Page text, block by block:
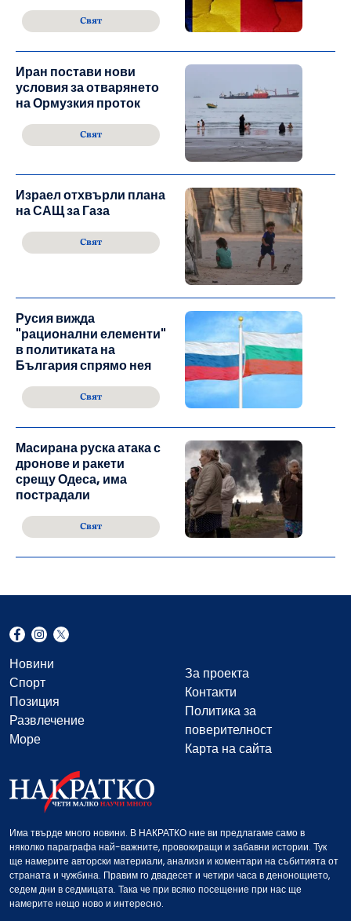
Свят
Иран постави нови
условия за отварянето
на Ормузкия проток
Свят
Израел отхвърли плана
на САЩ за Газа
Свят
Русия вижда
"рационални елементи"
в политиката на
България спрямо нея
Свят
Масирана руска атака с
дронове и ракети
срещу Одеса, има
пострадали
Свят
Новини
Спорт
Позиция
Развлечение
Море
За проекта
Контакти
Политика за
поверителност
Карта на сайта
Има твърде много новини. В НАКРАТКО ние ви предлагаме само в
няколко параграфа най-важните, провокиращи и забавни истории. Тук
ще намерите авторски материали, анализи и коментари на събитията от
страната и чужбина. Правим го двадесет и четири часа в денонощието,
седем дни в седмицата. Така че при всяко посещение при нас ще
намерите нещо ново и интересно.